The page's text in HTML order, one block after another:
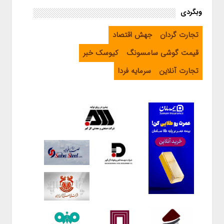
وبگردی
تجارت گردان
جهش اقتصاد
قیمت گوشی سامسونگ
کیوسک خبر
تجارت آنلاین
سرمایه فردا